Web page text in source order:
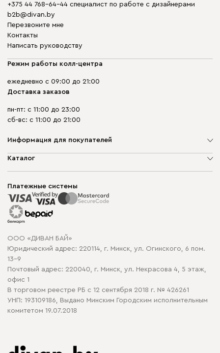
+375 44 768-64-44 специалист по работе с дизайнерами
b2b@divan.by
Перезвоните мне
Контакты
Написать руководству
Режим работы колл-центра
ежедневно с 09:00 до 21:00
Доставка заказов
пн-пт: с 11:00 до 23:00
сб-вс: с 11:00 до 21:00
Информация для покупателей
О компании
Способы оплаты
Рассрочка и кредит
Гарантия
Карта сайта
Политика конфиденциальности
Политика в отношении обработки cookie
Каталог
Корпусная мебель
Распродажа мебели
Платежные системы
ООО «ДИВАН БАЙ»
Юридический адрес: 220114, г. Минск, ул. Огинского, 6 пом.
13-9
Почтовый адрес: 220040, г. Минск, ул. Некрасова 4, 5 этаж,
офис 1
В торговом реестре РБ с 12 сентября 2018 г. № 426261
УНП: 193109186, Выдано Минским Городским исполнительным
комитетом 19.07.2018